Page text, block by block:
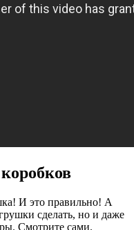
И это правильно! А
сделать, но и даже
Смотрите сами.